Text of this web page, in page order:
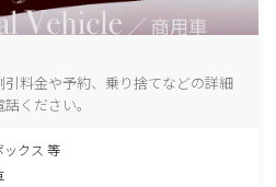
料金や予約、乗り捨てなどの詳細
ください。
ックス 等